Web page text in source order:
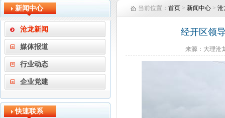
新闻中心
沧龙新闻
媒体报道
行业动态
企业党建
快速联系
当前位置： 首页 > 新闻中心 > 沧
经开区领
来源：大理